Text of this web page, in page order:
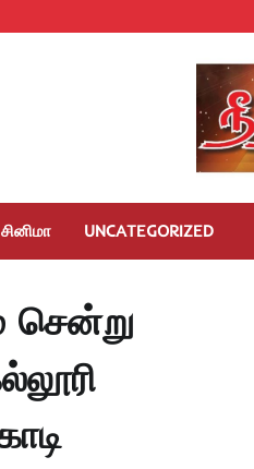
சினிமா UNCATEGORIZED
சென்று